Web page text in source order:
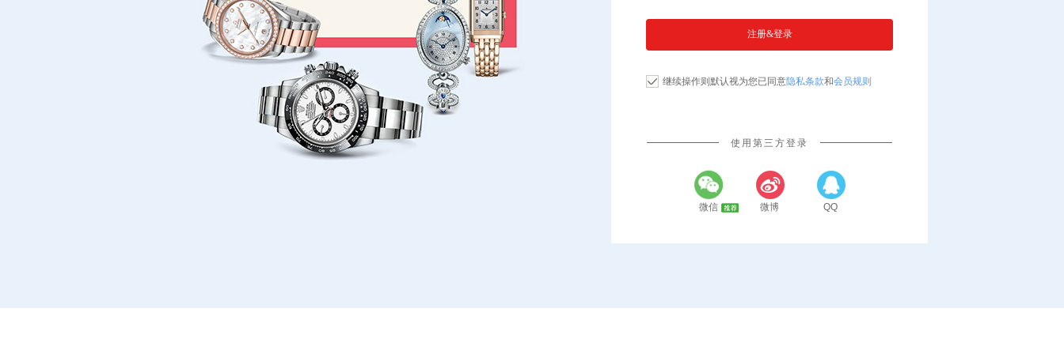
继续操作则默认视为您已同意隐私条款和会员规则
使用第三方登录
微信 微博 QQ